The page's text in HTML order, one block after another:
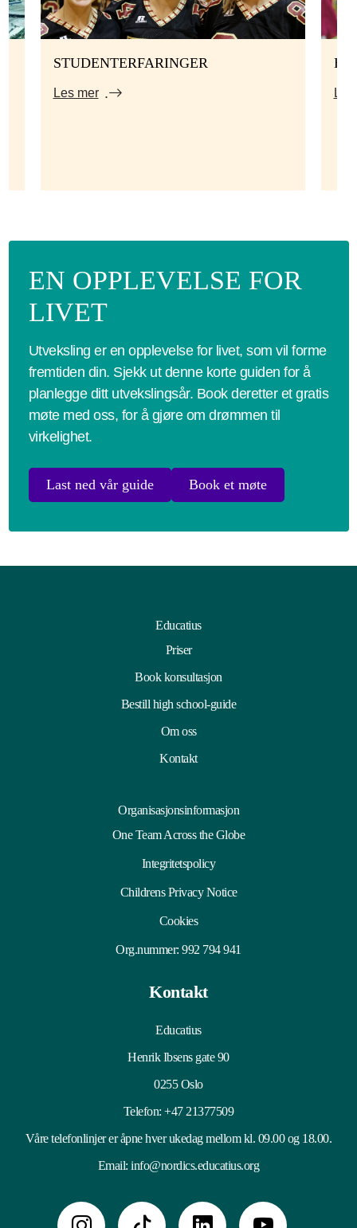
STUDENTERFARINGER
Les mer
EN OPPLEVELSE FOR
LIVET
Utveksling er en opplevelse for livet, som vil forme
fremtiden din. Sjekk ut denne korte guiden for å
planlegge ditt utvekslingsår. Book deretter et gratis
møte med oss, for å gjøre om drømmen til
virkelighet.
Last ned vår guide Book et møte
Educatius
Priser
Book konsultasjon
Bestill high school-guide
Om oss
Kontakt
Organisasjonsinformasjon
One Team Across the Globe
Integritetspolicy
Childrens Privacy Notice
Cookies
Org.nummer: 992 794 941
Kontakt
Educatius
Henrik Ibsens gate 90
0255 Oslo
Telefon:+47 21377509
Våre telefonlinjer er åpne hver ukedag mellom kl. 09.00 og 18.00.
Email:info@nordics.educatius.org